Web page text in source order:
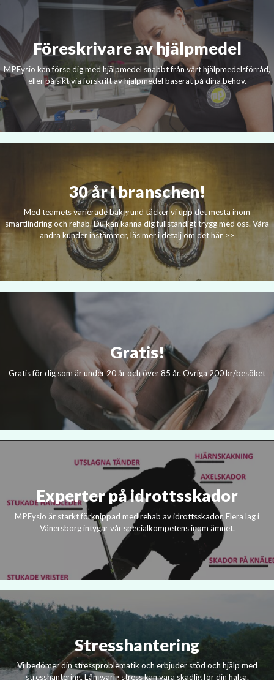
Föreskrivare av hjälpmedel
MPFysio kan förse dig med hjälpmedel snabbt från vårt hjälpmedelsförråd,
eller på sikt via förskrift av hjälpmedel baserat på dina behov.
30 år i branschen!
Med teamets varierade bakgrund täcker vi upp det mesta inom
smärtlindring och rehab. Du kan känna dig fullständigt trygg med oss. Våra
andra kunder instämmer, läs mer i detalj om det här >>
Gratis!
Gratis för dig som är under 20 år och över 85 år. Övriga 200 kr/besöket
Experter på idrottsskador
MPFysio är starkt förknippad med rehab av idrottsskador. Flera lag i
Vänersborg intygar vår specialkompetens inom ämnet.
Stresshantering
Vi bedömer din stressproblematik och erbjuder stöd och hjälp med
stresshantering. Långvarig stress kan vara skadlig för din hälsa.